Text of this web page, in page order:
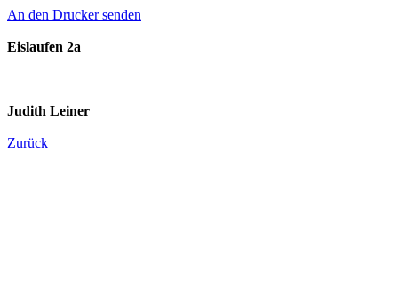
An den Drucker senden
Eislaufen 2a
Judith Leiner
Zurück